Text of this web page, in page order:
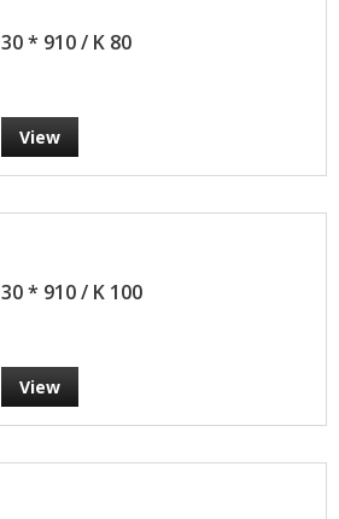
30 * 910 / K 80
View
30 * 910 / K 100
View